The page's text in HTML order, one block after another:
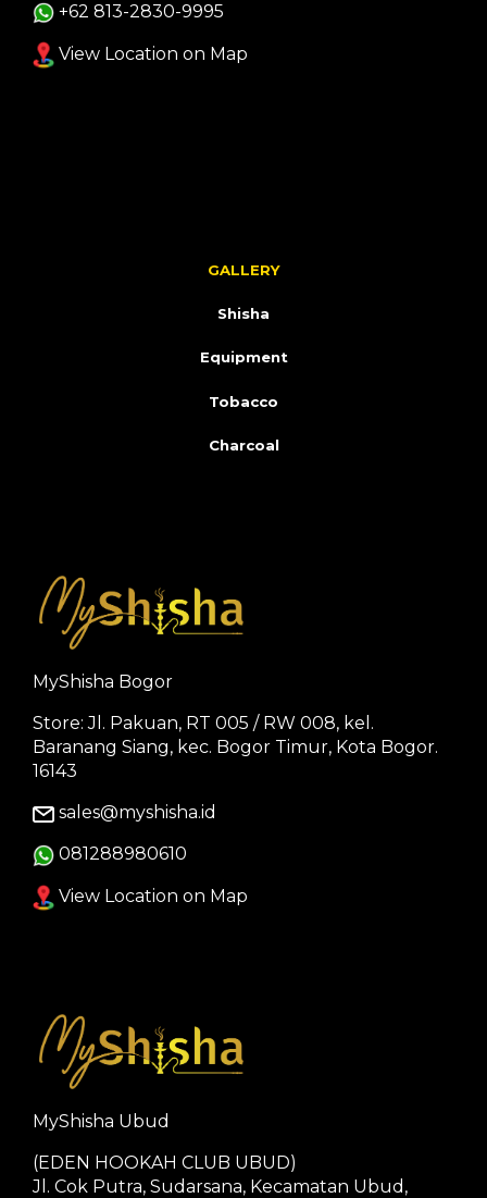
+62 813-2830-9995
View Location on Map
GALLERY
Shisha
Equipment
Tobacco
Charcoal
MyShisha Bogor
Store: Jl. Pakuan, RT 005 / RW 008, kel.
Baranang Siang, kec. Bogor Timur, Kota Bogor.
16143
sales@myshisha.id
081288980610
View Location on Map
MyShisha Ubud
(EDEN HOOKAH CLUB UBUD)
Jl. Cok Putra, Sudarsana, Kecamatan Ubud,